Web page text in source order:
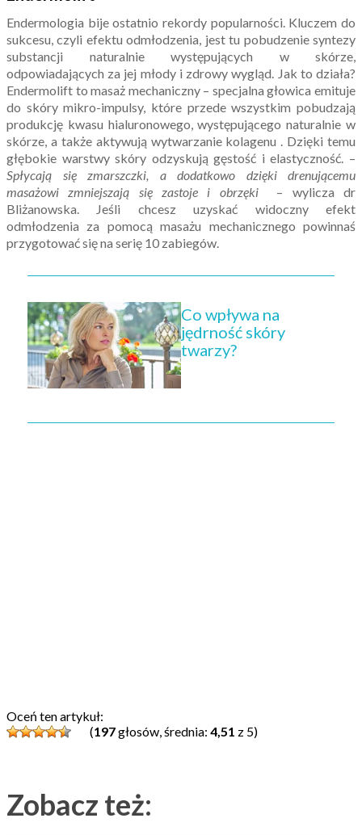
Endermologia bije ostatnio rekordy popularności. Kluczem do
sukcesu, czyli efektu odmłodzenia, jest tu pobudzenie syntezy
substancji naturalnie występujących w skórze,
odpowiadających za jej młody i zdrowy wygląd. Jak to działa?
Endermolift to masaż mechaniczny – specjalna głowica emituje
do skóry mikro-impulsy, które przede wszystkim pobudzają
produkcję kwasu hialuronowego, występującego naturalnie w
skórze, a także aktywują wytwarzanie kolagenu . Dzięki temu
głębokie warstwy skóry odzyskują gęstość i elastyczność. –
Spłycają się zmarszczki, a dodatkowo dzięki drenującemu
masażowi zmniejszają się zastoje i obrzęki– wylicza dr
Bliżanowska. Jeśli chcesz uzyskać widoczny efekt
odmłodzenia za pomocą masażu mechanicznego powinnaś
przygotować się na serię 10 zabiegów.
Co wpływa na
jędrność skóry
twarzy?
Oceń ten artykuł:
(197głosów, średnia: 4,51 z 5)
Zobacz też: